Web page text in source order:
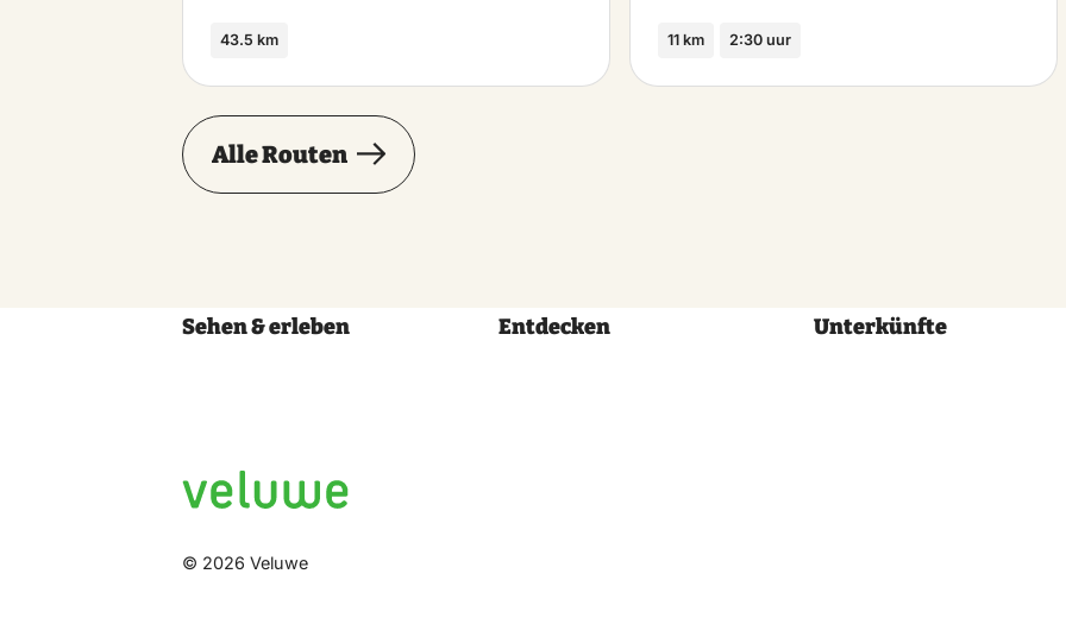
43.5 km 11 km 2:30 uur
Alle Routen
Sehen & erleben Entdecken Unterkünfte
© 2026 Veluwe